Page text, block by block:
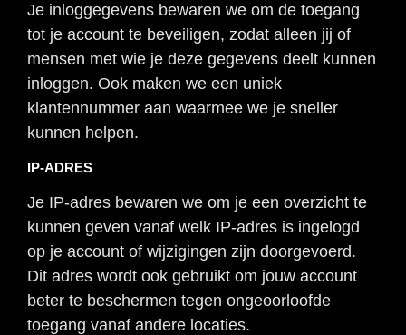
Je inloggegevens bewaren we om de toegang
tot je account te beveiligen, zodat alleen jij of
mensen met wie je deze gegevens deelt kunnen
inloggen. Ook maken we een uniek
klantennummer aan waarmee we je sneller
kunnen helpen.
IP-ADRES
Je IP-adres bewaren we om je een overzicht te
kunnen geven vanaf welk IP-adres is ingelogd
op je account of wijzigingen zijn doorgevoerd.
Dit adres wordt ook gebruikt om jouw account
beter te beschermen tegen ongeoorloofde
toegang vanaf andere locaties.